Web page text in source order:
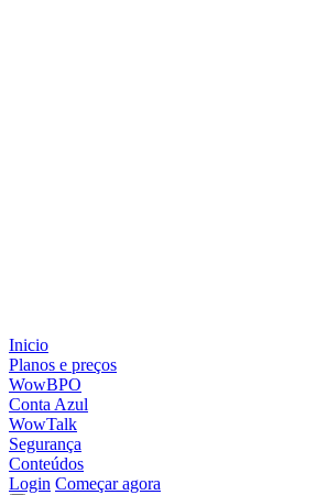
Inicio
Planos e preços
WowBPO
Conta Azul
WowTalk
Segurança
Conteúdos
Login Começar agora